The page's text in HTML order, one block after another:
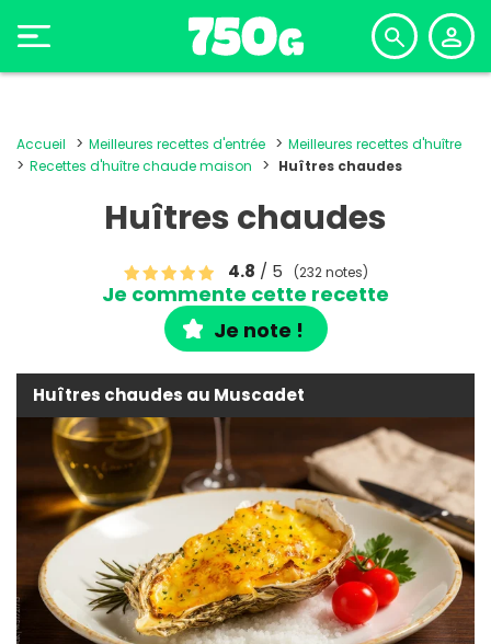
Accueil Meilleures recettes d'entrée
Meilleures recettes d'huître
Recettes d'huître chaude maison
Huîtres chaudes
Huîtres chaudes
4.8 / 5 (232 notes)
Je commente cette recette
Je note !
Huîtres chaudes au Muscadet